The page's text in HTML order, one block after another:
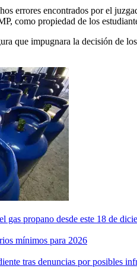
errores encontrados por el
como propiedad de los
que impugnara la decisión de
gas propano desde este 18 de
mínimos para 2026
tras denuncias por posibles